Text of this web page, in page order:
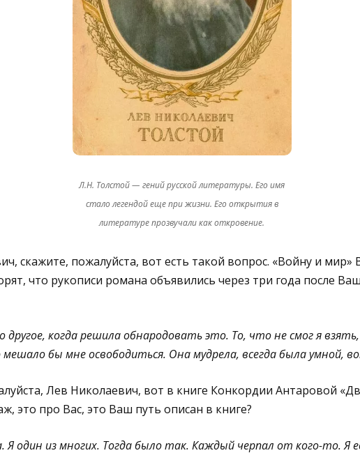
Л.Н. Толстой — гений русской литературы. Его имя
стало легендой еще при жизни. Его открытия в
литературе прозвучали как откровение.
скажите, пожалуйста, вот есть такой вопрос. «Войну и мир»
что рукописи романа объявились через три года после
когда решила обнародовать это. То, что не смог я
бы мне освободиться. Она мудрела, всегда была умной,
Лев Николаевич, вот в книге Конкордии Антаровой
это про Вас, это Ваш путь описан в книге?
один из многих. Тогда было так. Каждый черпал от кого-то. Я